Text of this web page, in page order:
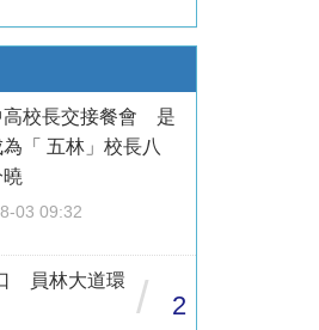
高校長交接餐會 是
「 五林」校長八
03 09:32
員林大道環
/ 2